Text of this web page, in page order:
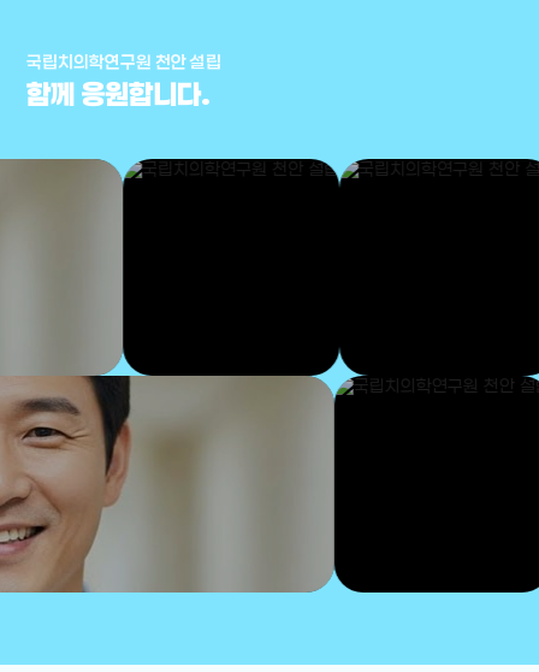
국립치의학연구원 천안 설립
함께 응원합니다.